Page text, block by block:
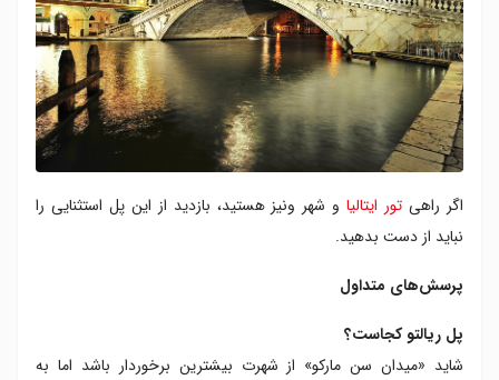
اگر راهی تور ایتالیاو شهر ونیز هستید، بازدید از این پل استثنایی را
نباید از دست بدهید.
پرسش‌های متداول
پل ریالتو کجاست؟
شاید «میدان سن مارکو» از شهرت بیشترین برخوردار باشد اما به